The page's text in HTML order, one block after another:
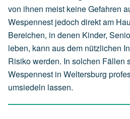
von ihnen meist keine Gefahren
Wespennest jedoch direkt am
Bereichen, in denen Kinder,
leben, kann aus dem nützlichen
Risiko werden. In solchen Fällen
Wespennest in Weltersburg
umsiedeln lassen.